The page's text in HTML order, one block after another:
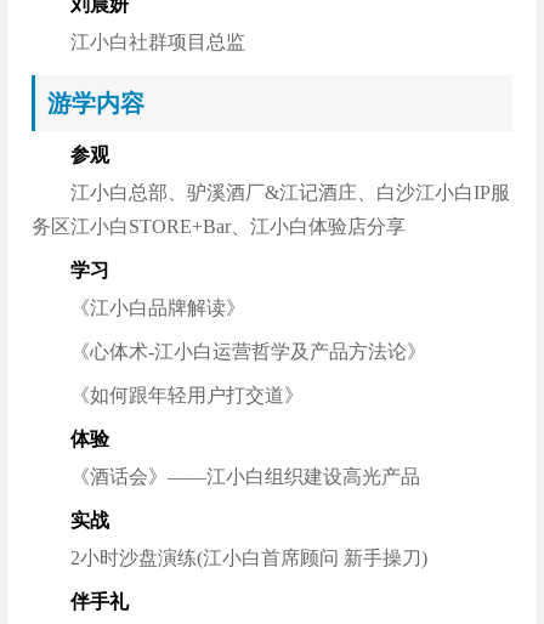
刘晨妍
江小白社群项目总监
游学内容
参观
江小白总部、驴溪酒厂&江记酒庄、白沙江小白IP服
务区江小白STORE+Bar、江小白体验店分享
学习
《江小白品牌解读》
《心体术-江小白运营哲学及产品方法论》
《如何跟年轻用户打交道》
体验
《酒话会》——江小白组织建设高光产品
实战
2小时沙盘演练(江小白首席顾问 新手操刀)
伴手礼